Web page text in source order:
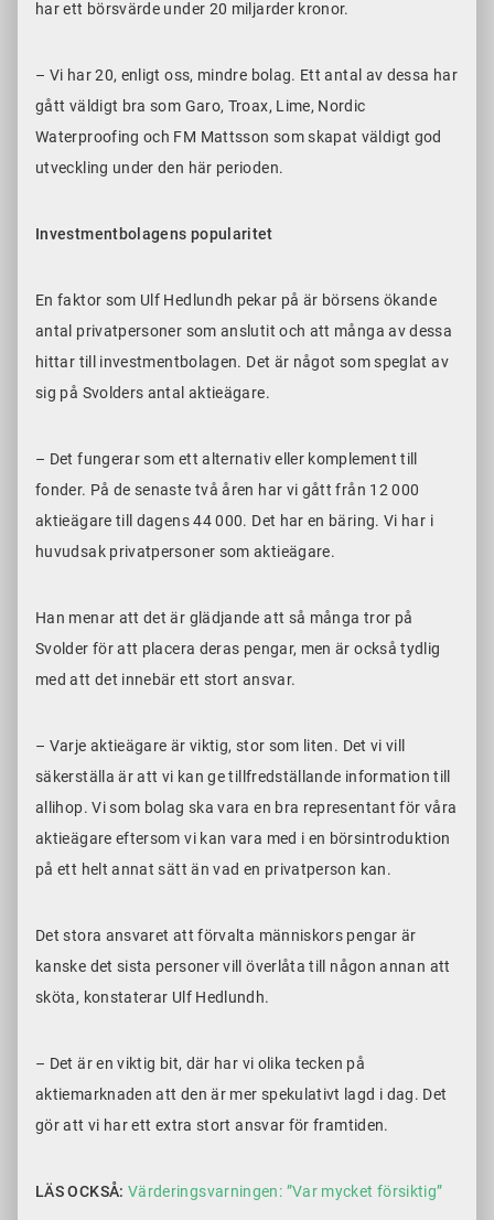
har ett börsvärde under 20 miljarder kronor.
– Vi har 20, enligt oss, mindre bolag. Ett antal av dessa har
gått väldigt bra som Garo, Troax, Lime, Nordic
Waterproofing och FM Mattsson som skapat väldigt god
utveckling under den här perioden.
Investmentbolagens popularitet
En faktor som Ulf Hedlundh pekar på är börsens ökande
antal privatpersoner som anslutit och att många av dessa
hittar till investmentbolagen. Det är något som speglat av
sig på Svolders antal aktieägare.
– Det fungerar som ett alternativ eller komplement till
fonder. På de senaste två åren har vi gått från 12 000
aktieägare till dagens 44 000. Det har en bäring. Vi har i
huvudsak privatpersoner som aktieägare.
Han menar att det är glädjande att så många tror på
Svolder för att placera deras pengar, men är också tydlig
med att det innebär ett stort ansvar.
– Varje aktieägare är viktig, stor som liten. Det vi vill
säkerställa är att vi kan ge tillfredställande information till
allihop. Vi som bolag ska vara en bra representant för våra
aktieägare eftersom vi kan vara med i en börsintroduktion
på ett helt annat sätt än vad en privatperson kan.
Det stora ansvaret att förvalta människors pengar är
kanske det sista personer vill överlåta till någon annan att
sköta, konstaterar Ulf Hedlundh.
– Det är en viktig bit, där har vi olika tecken på
aktiemarknaden att den är mer spekulativt lagd i dag. Det
gör att vi har ett extra stort ansvar för framtiden.
LÄS OCKSÅ: Värderingsvarningen: ”Var mycket försiktig”